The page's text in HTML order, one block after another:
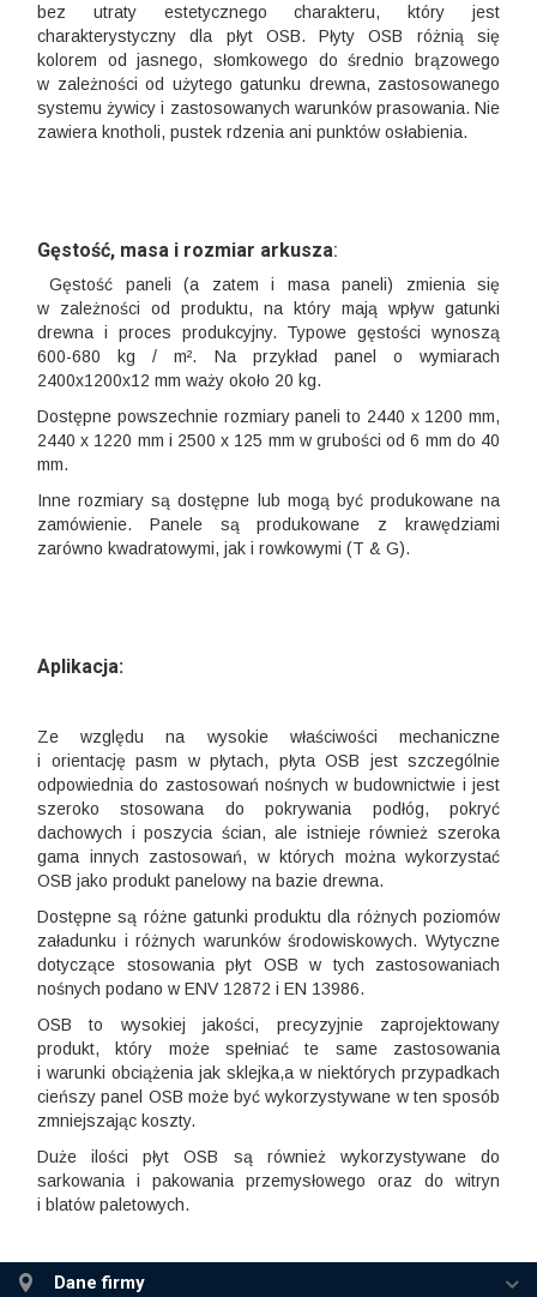
bez utraty estetycznego charakteru, który jest
charakterystyczny dla płyt OSB.Płyty OSB różnią się
kolorem od jasnego, słomkowego do średnio brązowego
w zależności od użytego gatunku drewna, zastosowanego
systemu żywicy i zastosowanych warunków prasowania. Nie
zawiera knotholi, pustek rdzenia ani punktów osłabienia.
Gęstość, masa i rozmiar arkusza:
Gęstość paneli (a zatem i masa paneli) zmienia się
w zależności od produktu, na który mają wpływ gatunki
drewna i proces produkcyjny. Typowe gęstości wynoszą
600-680 kg / m². Na przykład panel o wymiarach
2400x1200x12 mm waży około 20 kg.
Dostępne powszechnie rozmiary paneli to 2440 x 1200 mm,
2440 x 1220 mm i 2500 x 125 mm w grubości od 6 mm do 40
mm.
Inne rozmiary są dostępne lub mogą być produkowane na
zamówienie. Panele są produkowane z krawędziami
zarówno kwadratowymi, jak i rowkowymi (T & G).
Aplikacja:
Ze względu na wysokie właściwości mechaniczne
i orientację pasm w płytach, płyta OSB jest szczególnie
odpowiednia do zastosowań nośnych w budownictwie i jest
szeroko stosowana do pokrywania podłóg, pokryć
dachowych i poszycia ścian, ale istnieje również szeroka
gama innych zastosowań, w których można wykorzystać
OSB jako produkt panelowy na bazie drewna.
Dostępne są różne gatunki produktu dla różnych poziomów
załadunku i różnych warunków środowiskowych. Wytyczne
dotyczące stosowania płyt OSB w tych zastosowaniach
nośnych podano w ENV 12872 i EN 13986.
OSB to wysokiej jakości, precyzyjnie zaprojektowany
produkt, który może spełniać te same zastosowania
i warunki obciążenia jak sklejka,a w niektórych przypadkach
cieńszy panel OSB może być wykorzystywane w ten sposób
zmniejszając koszty.
Duże ilości płyt OSB są również wykorzystywane do
sarkowania i pakowania przemysłowego oraz do witryn
i blatów paletowych.
Dane firmy